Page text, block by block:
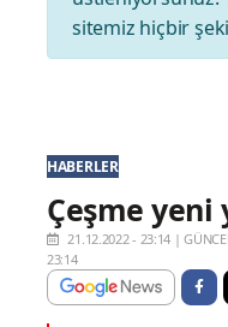
sitemiz hiçbir
HABERLER
Çeşme yeni
21.12.2022 - 23:14 |
23:14